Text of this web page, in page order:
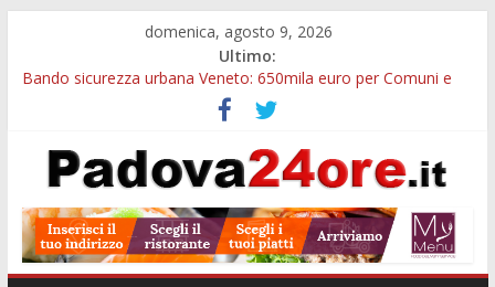
domenica, agosto 9, 2026
Ultimo:
Bando sicurezza urbana Veneto: 650mila euro per Comuni e
Restauro 2026, chiuse le domande: 2,5 milioni per formare
nuove competenze in Veneto
Calici di Stelle Arzergrande: astronomia, musica e sapori al
Notizie di Padova alle ore 10: censimento a Monselice, arresto
antidroga e siccità
Notizie di Padova alle ore 23: maltrattamenti, arresto a